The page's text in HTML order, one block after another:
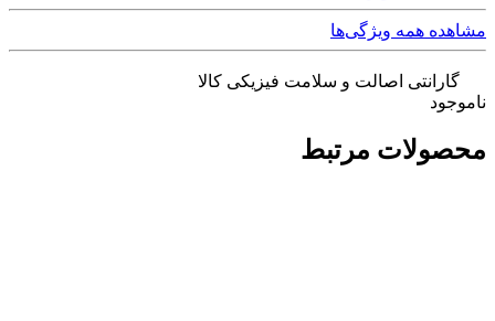
مشاهده همه ویژگی‌ها
گارانتی اصالت و سلامت فیزیکی کالا
ناموجود
محصولات مرتبط